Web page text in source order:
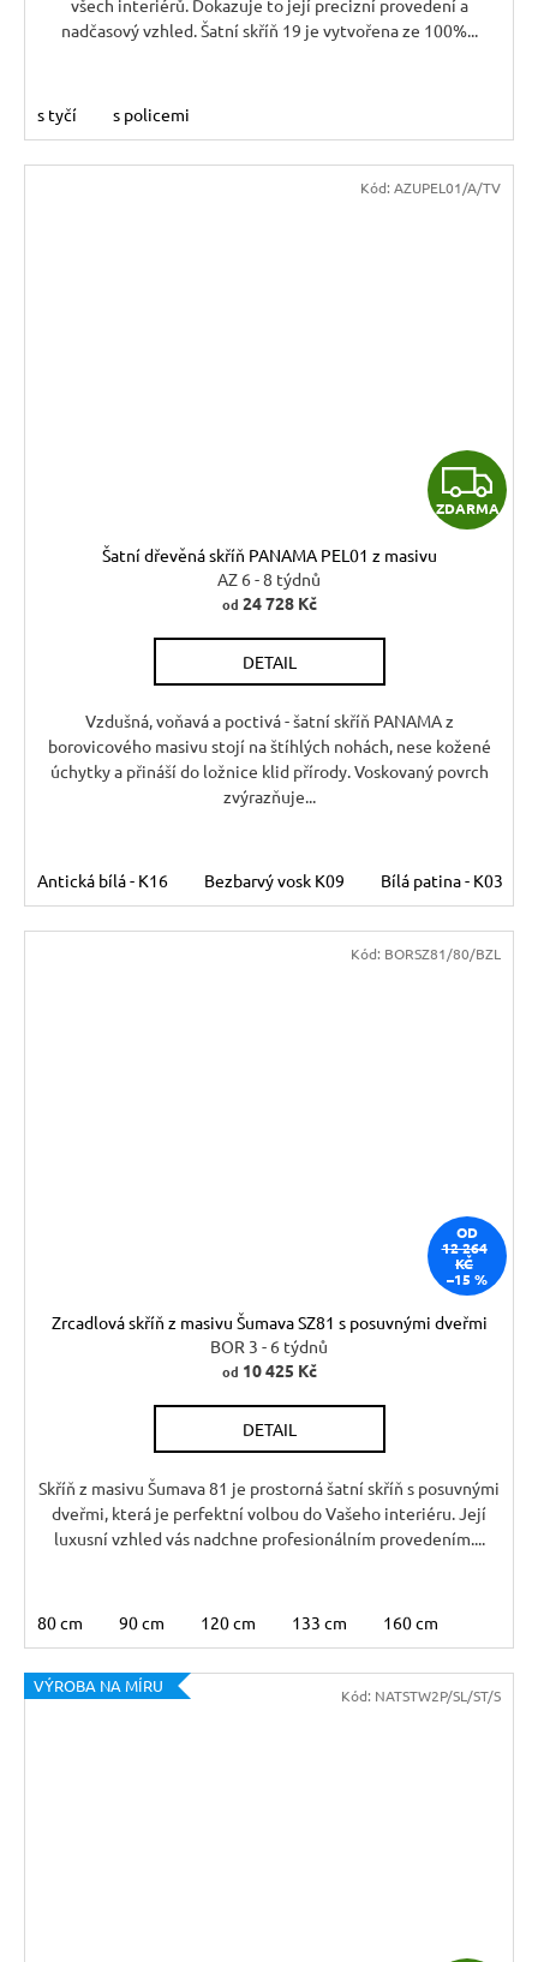
všech interiérů. Dokazuje to její precizní provedení a
nadčasový vzhled. Šatní skříň 19 je vytvořena ze 100%...
s tyčí s policemi
Z
D
ZDARMA
Šatní dřevěná skříň PANAMA PEL01 z masivu
AZ 6 - 8 týdnů
od 24 728 Kč
DETAIL
Vzdušná, voňavá a poctivá - šatní skříň PANAMA z
borovicového masivu stojí na štíhlých nohách, nese kožené
úchytky a přináší do ložnice klid přírody. Voskovaný povrch
zvýrazňuje...
Antická bílá - K16 Bezbarvý vosk K09 Bílá patina - K03
Kód: AZUPEL01/A/TV
OD
12 264
KČ
–15 %
Zrcadlová skříň z masivu Šumava SZ81 s posuvnými dveřmi
BOR 3 - 6 týdnů
od 10 425 Kč
DETAIL
Skříň z masivu Šumava 81 je prostorná šatní skříň s posuvnými
dveřmi, která je perfektní volbou do Vašeho interiéru. Její
luxusní vzhled vás nadchne profesionálním provedením....
80 cm 90 cm 120 cm 133 cm 160 cm
Kód: BORSZ81/80/BZL
VÝROBA NA MÍRU Kód: NATSTW2P/SL/ST/S